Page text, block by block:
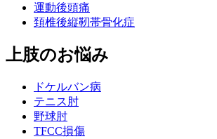
運動後頭痛
頚椎後縦靭帯骨化症
上肢のお悩み
ドケルバン病
テニス肘
野球肘
TFCC損傷